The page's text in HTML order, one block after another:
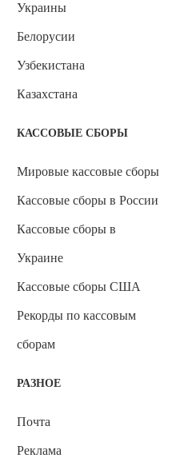
Украины
Белорусии
Узбекистана
Казахстана
КАССОВЫЕ СБОРЫ
Мировые кассовые сборы
Кассовые сборы в России
Кассовые сборы в
Украине
Кассовые сборы США
Рекорды по кассовым
сборам
РАЗНОЕ
Почта
Реклама